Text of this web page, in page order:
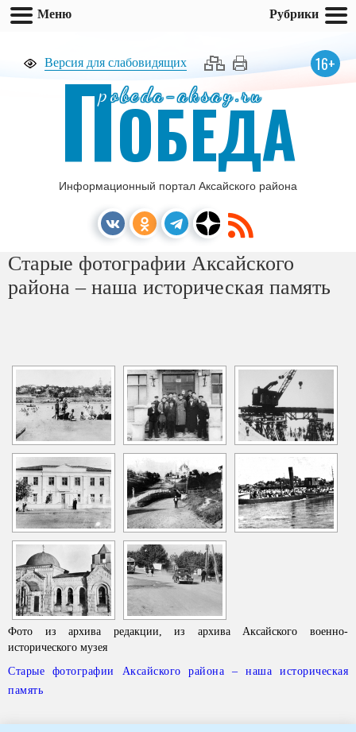
Версия для слабовидящих 16+
pobeda-aksay.ru
ПОБЕДА
Информационный портал Аксайского района
Старые фотографии Аксайского
района – наша историческая память
Фото из архива редакции, из архива Аксайского военно-
исторического музея
Старые фотографии Аксайского района – наша историческая
память
Меню Рубрики